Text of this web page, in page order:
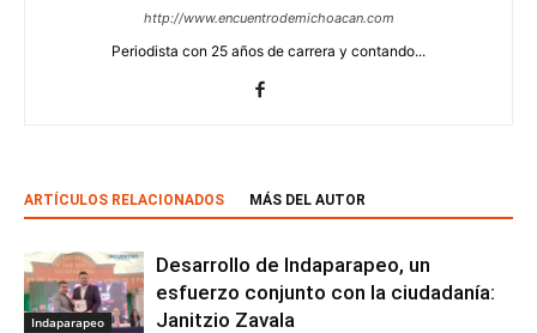
http://www.encuentrodemichoacan.com
Periodista con 25 años de carrera y contando...
ARTÍCULOS RELACIONADOS MÁS DEL AUTOR
Indaparapeo
Desarrollo de Indaparapeo, un
esfuerzo conjunto con la ciudadanía:
Janitzio Zavala